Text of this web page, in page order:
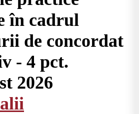
în cadrul
de concordat
- 4 pct.
2026